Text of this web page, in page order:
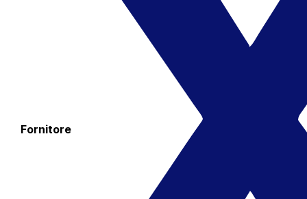
Fornitore